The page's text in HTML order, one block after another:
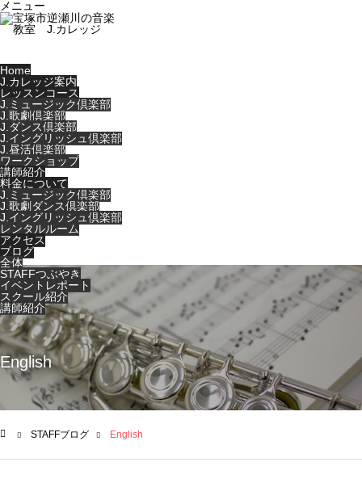
メニュー
Home
J.カレッジ案内
レッスンコース
J.ミュージック倶楽部
J.歌劇倶楽部
J.ダンス倶楽部
J.イングリッシュ倶楽部
J.昼活倶楽部
ワークショップ
講師紹介
料金について
J.ミュージック倶楽部
J.歌劇ダンス倶楽部
J.イングリッシュ倶楽部
レンタルルーム
アクセス
ブログ
全体
STAFFつぶやき
イベントレポート
スクール紹介
講師紹介
English
STAFFブログ English